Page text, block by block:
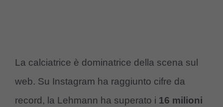
La calciatrice è dominatrice della scena sul
web. Su Instagram ha raggiunto cifre da
record, la Lehmann ha superato i 16 milioni